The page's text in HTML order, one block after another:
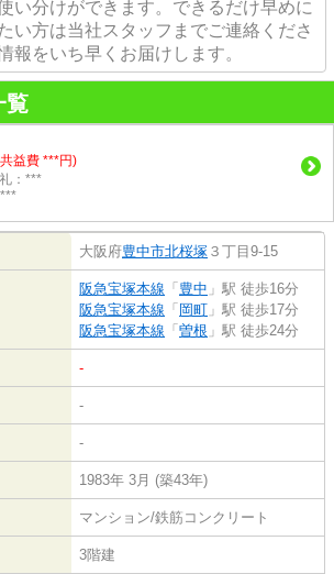
い分けができます。できるだけ早めに
い方は当社スタッフまでご連絡くださ
報をいち早くお届けします。
覧
益費 ***円)
：***
大阪府豊中市北桜塚 ３丁目9-15
阪急宝塚本線 「 豊中 」駅 徒歩16分
阪急宝塚本線 「 岡町 」駅 徒歩17分
阪急宝塚本線 「 曽根 」駅 徒歩24分
-
-
-
1983年 3月 (築43年)
マンション/鉄筋コンクリート
3階建